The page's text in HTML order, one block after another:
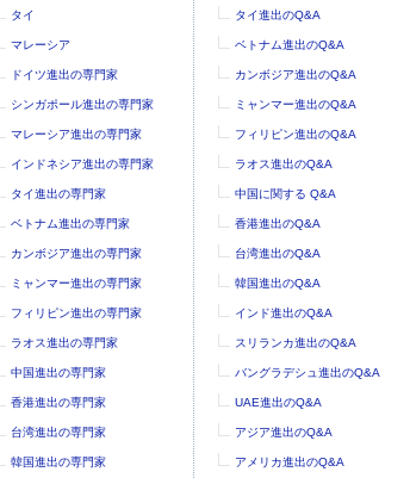
タイ
マレーシア
ドイツ進出の専門家
シンガポール進出の専門家
マレーシア進出の専門家
インドネシア進出の専門家
タイ進出の専門家
ベトナム進出の専門家
カンボジア進出の専門家
ミャンマー進出の専門家
フィリピン進出の専門家
ラオス進出の専門家
中国進出の専門家
香港進出の専門家
台湾進出の専門家
韓国進出の専門家
タイ進出のQ&A
ベトナム進出のQ&A
カンボジア進出のQ&A
ミャンマー進出のQ&A
フィリピン進出のQ&A
ラオス進出のQ&A
中国に関する Q&A
香港進出のQ&A
台湾進出のQ&A
韓国進出のQ&A
インド進出のQ&A
スリランカ進出のQ&A
バングラデシュ進出のQ&A
UAE進出のQ&A
アジア進出のQ&A
アメリカ進出のQ&A